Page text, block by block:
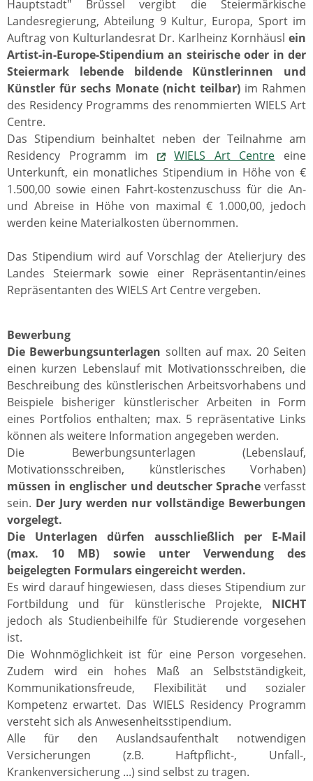
Hauptstadt" Brüssel vergibt die Steiermärkische
Landesregierung, Abteilung 9 Kultur, Europa, Sport im
Auftrag von Kulturlandesrat Dr. Karlheinz Kornhäusl ein
Artist-in-Europe-Stipendium an steirische oder in der
Steiermark lebende bildende Künstlerinnen und
Künstler für sechs Monate (nicht teilbar) im Rahmen
des Residency Programms des renommierten WIELS Art
Centre.
Das Stipendium beinhaltet neben der Teilnahme am
Residency Programm im
WIELS Art Centre eine
Unterkunft, ein monatliches Stipendium in Höhe von €
1.500,00 sowie einen Fahrt-kostenzuschuss für die An-
und Abreise in Höhe von maximal € 1.000,00, jedoch
werden keine Materialkosten übernommen.
Das Stipendium wird auf Vorschlag der Atelierjury des
Landes Steiermark sowie einer Repräsentantin/eines
Repräsentanten des WIELS Art Centre vergeben.
Bewerbung
Die Bewerbungsunterlagen sollten auf max. 20 Seiten
einen kurzen Lebenslauf mit Motivationsschreiben, die
Beschreibung des künstlerischen Arbeitsvorhabens und
Beispiele bisheriger künstlerischer Arbeiten in Form
eines Portfolios enthalten; max. 5 repräsentative Links
können als weitere Information angegeben werden.
Die Bewerbungsunterlagen (Lebenslauf,
Motivationsschreiben, künstlerisches Vorhaben)
müssen in englischer und deutscher Spracheverfasst
sein. Der Jury werden nur vollständige Bewerbungen
vorgelegt.
Die Unterlagen dürfen ausschließlich per E-Mail
(max. 10 MB) sowie unter Verwendung des
beigelegten Formulars eingereicht werden.
Es wird darauf hingewiesen, dass dieses Stipendium zur
Fortbildung und für künstlerische Projekte, NICHT
jedoch als Studienbeihilfe für Studierende vorgesehen
ist.
Die Wohnmöglichkeit ist für eine Person vorgesehen.
Zudem wird ein hohes Maß an Selbstständigkeit,
Kommunikationsfreude, Flexibilität und sozialer
Kompetenz erwartet. Das WIELS Residency Programm
versteht sich als Anwesenheitsstipendium.
Alle für den Auslandsaufenthalt notwendigen
Versicherungen (z.B. Haftpflicht-, Unfall-,
Krankenversicherung ...) sind selbst zu tragen.